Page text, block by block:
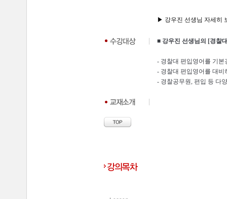
▶ 강우진 선생님 자세히
■ 강우진 선생님의 [경찰
- 경찰대 편입영어를 기
- 경찰대 편입영어를 대
- 경찰공무원, 편입 등 다